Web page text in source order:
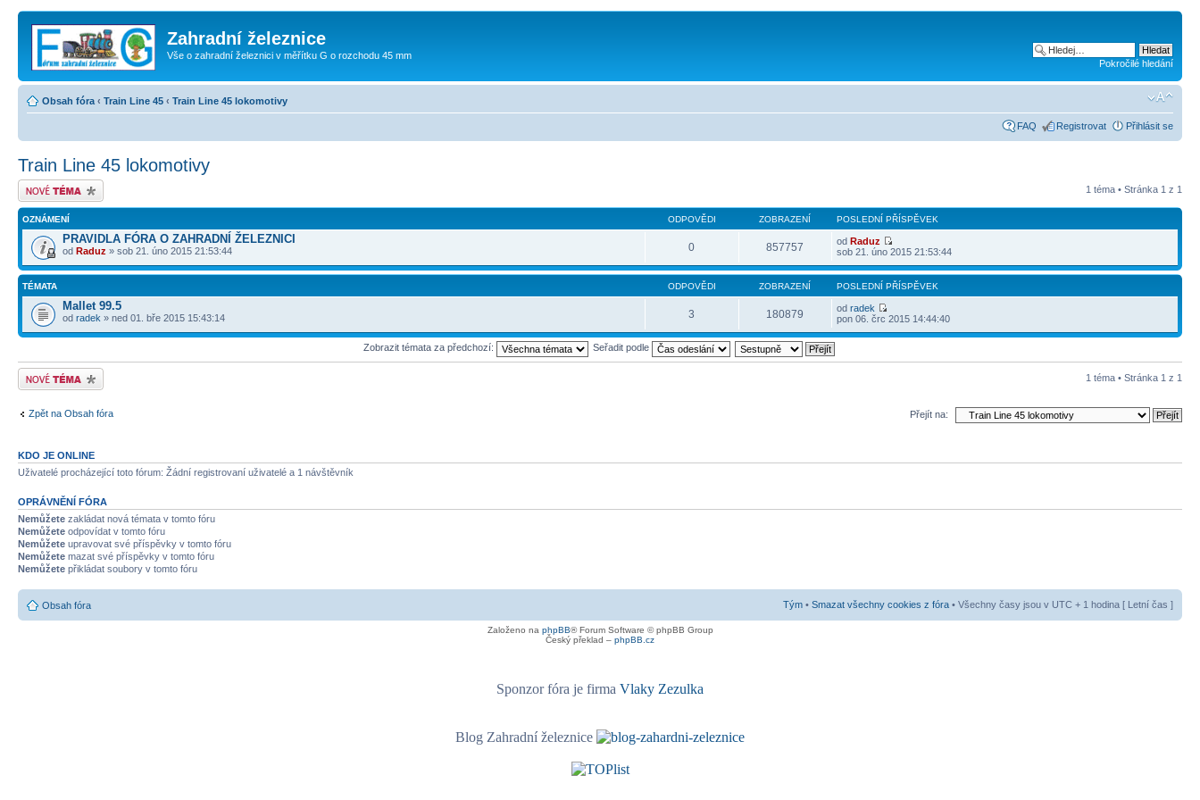
Zahradní železnice
Vše o zahradní železnici v měřítku G o rozchodu 45 mm
Pokročilé hledání
Obsah fóra ‹ Train Line 45 ‹ Train Line 45 lokomotivy
FAQ Registrovat Přihlásit se
Train Line 45 lokomotivy
Odeslat nové téma 1 téma • Stránka 1 z 1
OZNÁMENÍ ODPOVĚDI ZOBRAZENÍ POSLEDNÍ PŘÍSPĚVEK
PRAVIDLA FÓRA O ZAHRADNÍ ŽELEZNICI
od Raduz » sob 21. úno 2015 21:53:44 0 857757 odRaduz
sob 21. úno 2015 21:53:44
TÉMATA ODPOVĚDI ZOBRAZENÍ POSLEDNÍ PŘÍSPĚVEK
Mallet 99.5
od radek » ned 01. bře 2015 15:43:14 3 180879 odradek
pon 06. črc 2015 14:44:40
Zobrazit témata za předchozí: Seřadit podle
Odeslat nové téma 1 téma • Stránka 1 z 1
Zpět na Obsah fóra Přejít na:
KDO JE ONLINE
Uživatelé procházející toto fórum: Žádní registrovaní uživatelé a 1 návštěvník
OPRÁVNĚNÍ FÓRA
Nemůžete zakládat nová témata v tomto fóru
Nemůžete odpovídat v tomto fóru
Nemůžete upravovat své příspěvky v tomto fóru
Nemůžete mazat své příspěvky v tomto fóru
Nemůžete přikládat soubory v tomto fóru
Obsah fóra Tým • Smazat všechny cookies z fóra • Všechny časy jsou v UTC + 1 hodina [ Letní čas ]
Založeno na phpBB® Forum Software © phpBB Group
Český překlad – phpBB.cz
Sponzor fóra je firma Vlaky Zezulka
Blog Zahradní železnice